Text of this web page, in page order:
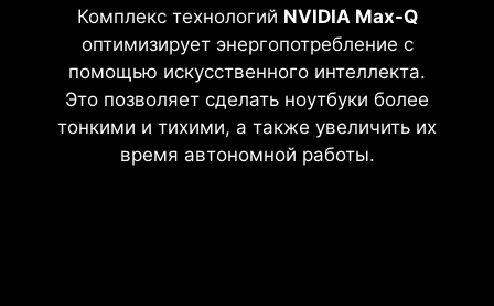
Комплекс технологий NVIDIA Max-Q
оптимизирует энергопотребление с
помощью искусственного интеллекта.
Это позволяет сделать ноутбуки более
тонкими и тихими, а также увеличить их
время автономной работы.